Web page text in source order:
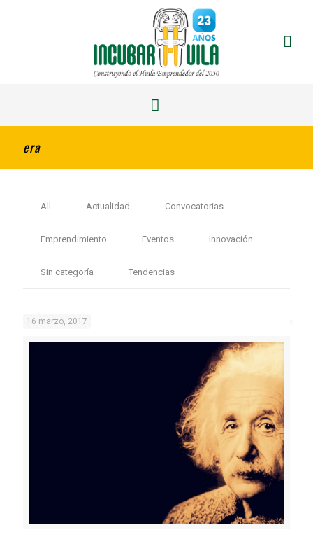
era
All Actualidad Convocatorias
Emprendimiento Eventos Innovación
Sin categoría Tendencias
16 marzo, 2017